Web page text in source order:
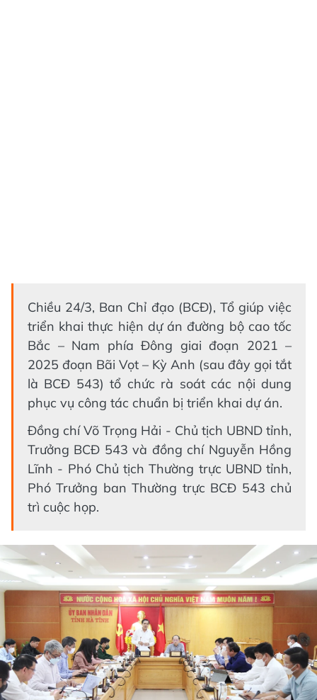
Chiều 24/3, Ban Chỉ đạo (BCĐ), Tổ giúp việc
triển khai thực hiện dự án đường bộ cao tốc
Bắc – Nam phía Đông giai đoạn 2021 –
2025 đoạn Bãi Vọt – Kỳ Anh (sau đây gọi tắt
là BCĐ 543) tổ chức rà soát các nội dung
phục vụ công tác chuẩn bị triển khai dự án.
Đồng chí Võ Trọng Hải - Chủ tịch UBND tỉnh,
Trưởng BCĐ 543 và đồng chí Nguyễn Hồng
Lĩnh - Phó Chủ tịch Thường trực UBND tỉnh,
Phó Trưởng ban Thường trực BCĐ 543 chủ
trì cuộc họp.